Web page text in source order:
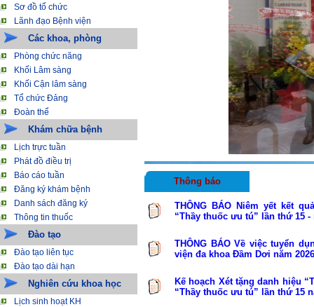
Sơ đồ tổ chức
Lãnh đạo Bệnh viện
Các khoa, phòng
Phòng chức năng
Khối Lâm sàng
Khối Cận lâm sàng
Tổ chức Đảng
Đoàn thể
Khám chữa bệnh
Lịch trực tuần
Phát đồ điều trị
Báo cáo tuần
Đăng ký khám bệnh
Danh sách đăng ký
Thông tin thuốc
Đào tạo
Đào tạo liên tục
Đào tạo dài hạn
Nghiên cứu khoa học
Lịch sinh hoạt KH
Thông báo
THÔNG BÁO Niêm yết kết
“Thầy thuốc ưu tú” lần thứ 15 -
THÔNG BÁO Về việc tuyển
viện đa khoa Đầm Dơi năm 2026
Kế hoạch Xét tặng danh hiệu
“Thầy thuốc ưu tú” lần thứ 15